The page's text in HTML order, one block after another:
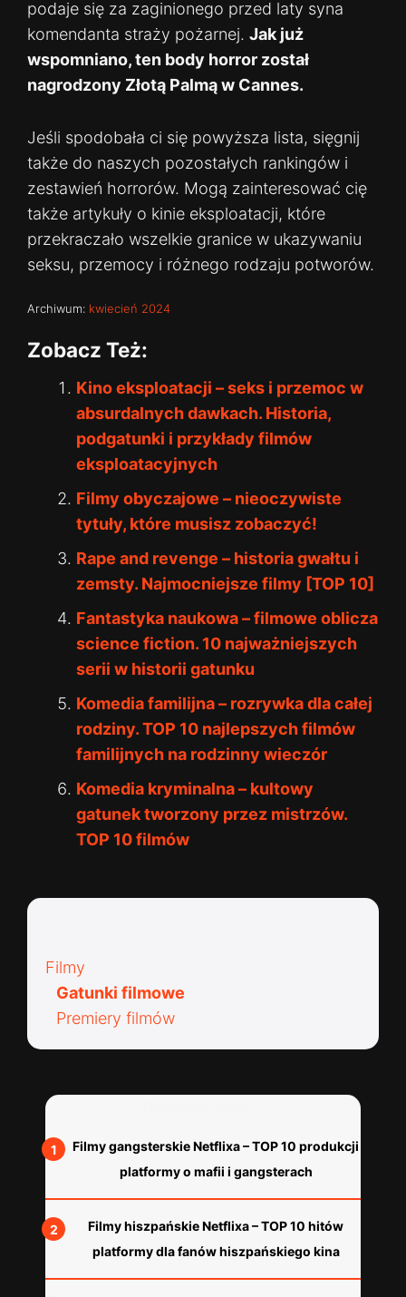
podaje się za zaginionego przed laty syna
komendanta straży pożarnej. Jak już
wspomniano, ten body horror został
nagrodzony Złotą Palmą w Cannes.
Jeśli spodobała ci się powyższa lista, sięgnij
także do naszych pozostałych rankingów i
zestawień horrorów. Mogą zainteresować cię
także artykuły o kinie eksploatacji, które
przekraczało wszelkie granice w ukazywaniu
seksu, przemocy i różnego rodzaju potworów.
Archiwum: kwiecień 2024
Zobacz Też:
Kino eksploatacji – seks i przemoc w
absurdalnych dawkach. Historia,
podgatunki i przykłady filmów
eksploatacyjnych
Filmy obyczajowe – nieoczywiste
tytuły, które musisz zobaczyć!
Rape and revenge – historia gwałtu i
zemsty. Najmocniejsze filmy [TOP 10]
Fantastyka naukowa – filmowe oblicza
science fiction. 10 najważniejszych
serii w historii gatunku
Komedia familijna – rozrywka dla całej
rodziny. TOP 10 najlepszych filmów
familijnych na rodzinny wieczór
Komedia kryminalna – kultowy
gatunek tworzony przez mistrzów.
TOP 10 filmów
Filmy
Gatunki filmowe
Premiery filmów
Filmy gangsterskie Netflixa – TOP 10 produkcji
platformy o mafii i gangsterach
Filmy hiszpańskie Netflixa – TOP 10 hitów
platformy dla fanów hiszpańskiego kina